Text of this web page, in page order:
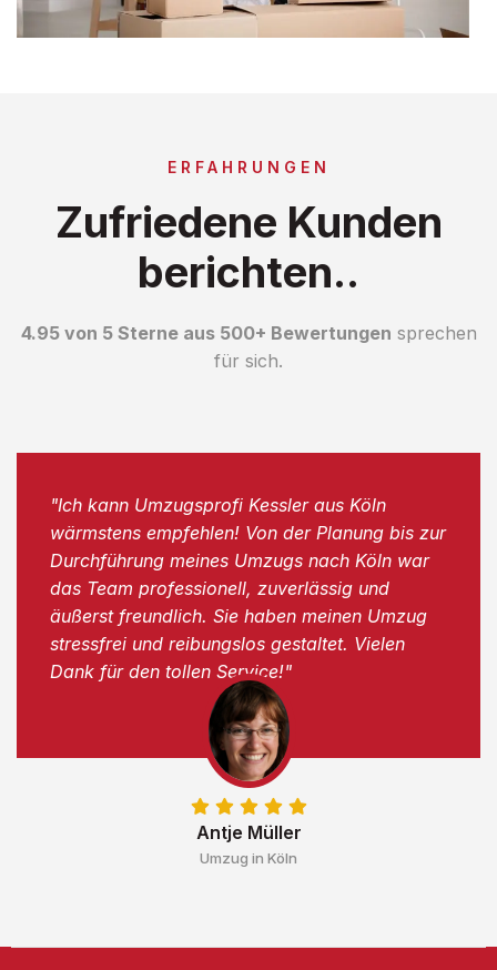
ERFAHRUNGEN
Zufriedene Kunden
berichten..
4.95 von 5 Sterne aus 500+ Bewertungen sprechen
für sich.
Antje Müller
Umzug in Köln
"Ich kann Umzugsprofi Kessler aus Köln
wärmstens empfehlen! Von der Planung bis zur
Durchführung meines Umzugs nach Köln war
das Team professionell, zuverlässig und
äußerst freundlich. Sie haben meinen Umzug
stressfrei und reibungslos gestaltet. Vielen
Dank für den tollen Service!"